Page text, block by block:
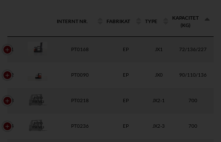
INTERNT NR. FABRIKAT TYPE
KAPACITET
(KG)
1 PT0168 EP JX1 72/136/227
2 PT0090 EP JX0 90/110/136
3 PT0218 EP JX2-1 700
4 PT0236 EP JX2-3 700